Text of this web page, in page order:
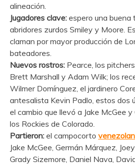
alineación.
Jugadores clave: espero una buena
abridores zurdos Smiley y Moore.
claman por mayor producción de
bateadores.
Nuevos rostros: Pearce, los
Brett Marshall y Adam Wilk; los
Wilmer Domínguez, el jardinero
antesalista Kevin Padlo, estos dos
el cambio que llevó a Jake McGee
los Rockies de Colorado.
Partieron: el campocorto
Jake McGee, Germán Márquez,
Grady Sizemore, Daniel Nava,